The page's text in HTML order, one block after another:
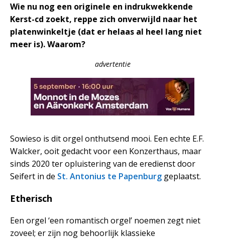
Wie nu nog een originele en indrukwekkende
Kerst-cd zoekt, reppe zich onverwijld naar het
platenwinkeltje (dat er helaas al heel lang niet
meer is). Waarom?
advertentie
Sowieso is dit orgel onthutsend mooi. Een echte E.F.
Walcker, ooit gedacht voor een Konzerthaus, maar
sinds 2020 ter opluistering van de eredienst door
Seifert in de St. Antonius te Papenburg geplaatst.
Etherisch
Een orgel ‘een romantisch orgel’ noemen zegt niet
zoveel; er zijn nog behoorlijk klassieke